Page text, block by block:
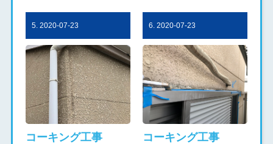
5. 2020-07-23
コーキング工事
6. 2020-07-23
コーキング工事